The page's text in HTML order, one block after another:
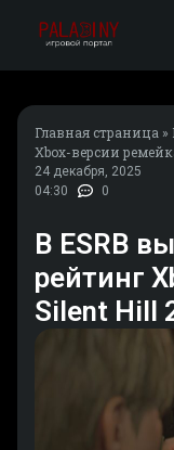
Главная страница »
Xbox-версии
24 декабря, 2025
04:30
0
В ESRB
рейтинг
Silent Hill